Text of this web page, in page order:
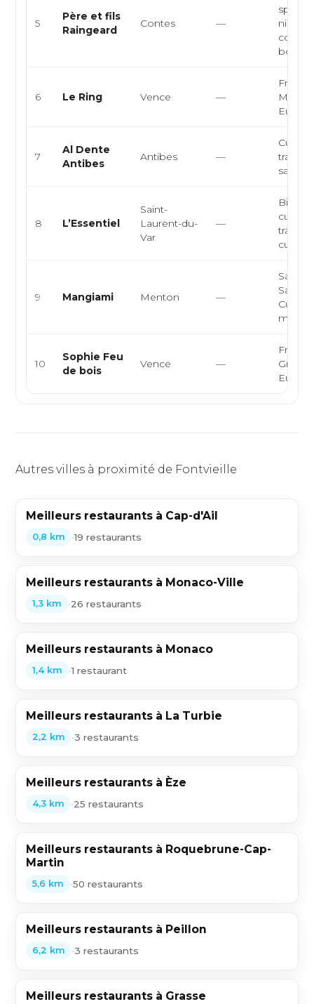
5
Père et fils
Raingeard
Contes —
6 Le Ring Vence —
7
Al Dente
Antibes
Antibes —
traiteur,
8 L’Essentiel
Saint-
Laurent-du-
Var
—
Bistrot
cuisine
cuisine
9 Mangiami Menton —
Cuisine
10
Sophie Feu
de bois
Vence —
Autres villes à proximité de Fontvieille
Meilleurs restaurants à Cap-d'Ail
0,8 km •19 restaurants
Meilleurs restaurants à Monaco-Ville
1,3 km •26 restaurants
Meilleurs restaurants à Monaco
1,4 km •1 restaurant
Meilleurs restaurants à La Turbie
2,2 km •3 restaurants
Meilleurs restaurants à Èze
4,3 km •25 restaurants
Meilleurs restaurants à Roquebrune-Cap-
Martin
5,6 km •50 restaurants
Meilleurs restaurants à Peillon
6,2 km •3 restaurants
Meilleurs restaurants à Grasse